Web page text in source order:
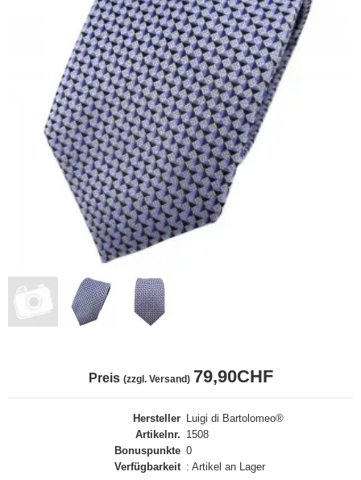
Preis (zzgl. Versand) 79,90CHF
Hersteller Luigi di Bartolomeo®
Artikelnr. 1508
Bonuspunkte 0
Verfügbarkeit : Artikel an Lager